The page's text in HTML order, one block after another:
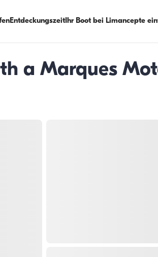
EntdeckungszeitIhr Boot bei Limancepte
a Marques